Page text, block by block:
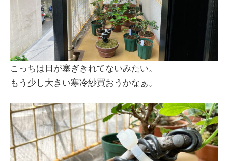
こっちは日が塞ぎきれてないみたい。
もう少し大きい寒冷紗買おうかなぁ。